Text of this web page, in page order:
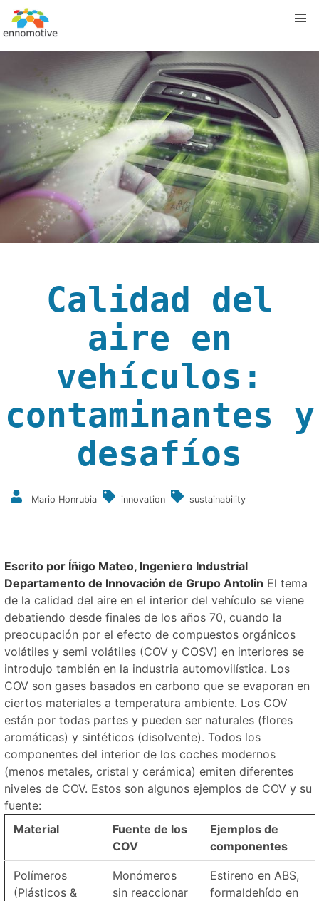
Calidad del
aire en
vehículos:
contaminantes y
desafíos
Mario Honrubia innovation sustainability
Escrito por Íñigo Mateo, Ingeniero Industrial
Departamento de Innovación de Grupo Antolin El tema
de la calidad del aire en el interior del vehículo se viene
debatiendo desde finales de los años 70, cuando la
preocupación por el efecto de compuestos orgánicos
volátiles y semi volátiles (COV y COSV) en interiores se
introdujo también en la industria automovilística. Los
COV son gases basados en carbono que se evaporan en
ciertos materiales a temperatura ambiente. Los COV
están por todas partes y pueden ser naturales (flores
aromáticas) y sintéticos (disolvente). Todos los
componentes del interior de los coches modernos
(menos metales, cristal y cerámica) emiten diferentes
niveles de COV. Estos son algunos ejemplos de COV y su
fuente:
Material
Fuente de los
COV
Ejemplos de
componentes
Polímeros
(Plásticos &
Monómeros
sin reaccionar
Estireno en ABS,
formaldehído en